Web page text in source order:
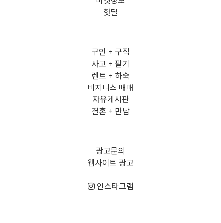
핫딜
구인 + 구직
사고 + 팔기
렌트 + 하숙
비지니스 매매
자유게시판
결혼 + 만남
광고문의
웹사이트 광고
인스타그램